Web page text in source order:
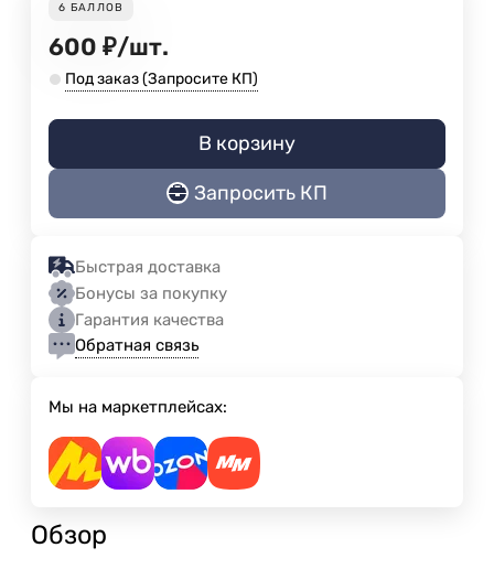
6 БАЛЛОВ
600 ₽/шт.
Под заказ (Запросите КП)
В корзину
Запросить КП
Быстрая доставка
Бонусы за покупку
Гарантия качества
Обратная связь
Мы на маркетплейсах:
Обзор